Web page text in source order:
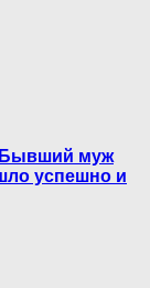
Бывший муж
успешно и